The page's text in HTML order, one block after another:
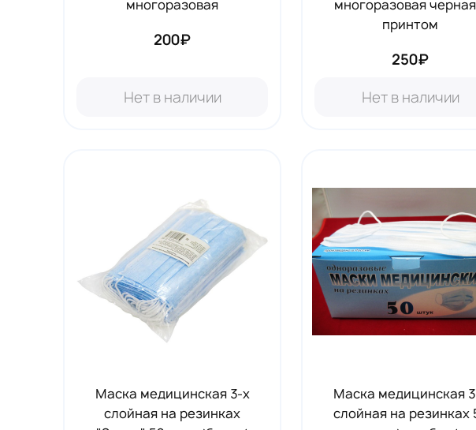
многоразовая
200₽
Нет в наличии
многоразовая
принтом
250₽
Нет в наличии
Маска медицинская 3-х
слойная на резинках
Маска медицинская
слойная на резинках